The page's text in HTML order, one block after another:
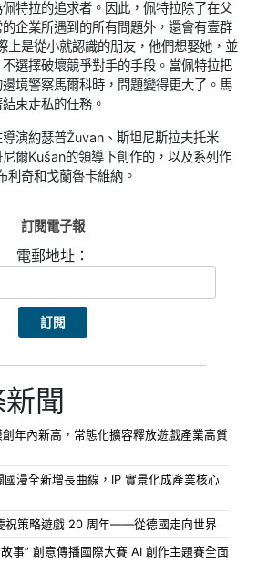
特拉的追求者。因此，佩特拉除了在父
企業所遇到的所有問題外，還會有壹群
上是從小就認識的朋友，他們想娶她，並
選擇破壞競爭對手的手段。當佩特拉把
境警察馬爾科時，問題變得更大了。馬
束走私的任務。
演約瑟普Žuvan、斯坦尼斯拉夫托米
爾Kušan的領導下創作的，以及系列作
奇和戈蘭魯卡維納。
訂閱電子報
電郵地址：
聞
年內新高，常態化擴容釋放遊戲產業高質
國漫全新增長曲線，IP 實景化成產業核心
祝策略遊戲 20 周年——從德國走向世界
事” 創意傳播國際大賽 AI 創作主題賽全面